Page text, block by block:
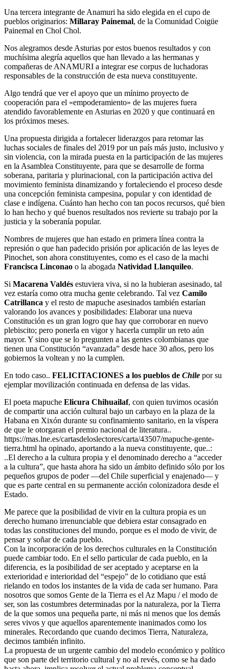
Una tercera integrante de Anamuri ha sido elegida en el cupo de
pueblos originarios: Millaray Painemal, de la Comunidad Coigüe
Painemal en Chol Chol.
Nos alegramos desde Asturias por estos buenos resultados y con
muchísima alegría aquellos que han llevado a las hermanas y
compañeras de ANAMURI a integrar ese corpus de luchadoras
responsables de la construcción de esta nueva constituyente.
Algo tendrá que ver el apoyo que un mínimo proyecto de
cooperación para el «empoderamiento» de las mujeres fuera
atendido favorablemente en Asturias en 2020 y que continuará en
los próximos meses.
Una propuesta dirigida a fortalecer liderazgos para retomar las
luchas sociales de finales del 2019 por un país más justo, inclusivo y
sin violencia, con la mirada puesta en la participación de las mujeres
en la Asamblea Constituyente, para que se desarrolle de forma
soberana, paritaria y plurinacional, con la participación activa del
movimiento feminista dinamizando y fortaleciendo el proceso desde
una concepción feminista campesina, popular y con identidad de
clase e indígena. Cuánto han hecho con tan pocos recursos, qué bien
lo han hecho y qué buenos resultados nos revierte su trabajo por la
justicia y la soberanía popular.
Nombres de mujeres que han estado en primera línea contra la
represión o que han padecido prisión por aplicación de las leyes de
Pinochet, son ahora constituyentes, como es el caso de la machi
Francisca Linconao o la abogada Natividad Llanquileo.
Si Macarena Valdés estuviera viva, si no la hubieran asesinado, tal
vez estaría como otra mucha gente celebrando. Tal vez Camilo
Catrillanca y el resto de mapuche asesinados también estarían
valorando los avances y posibilidades: Elaborar una nueva
Constitución es un gran logro que hay que corroborar en nuevo
plebiscito; pero ponerla en vigor y hacerla cumplir un reto aún
mayor. Y sino que se lo pregunten a las gentes colombianas que
tienen una Constitución “avanzada” desde hace 30 años, pero los
gobiernos la voltean y no la cumplen.
En todo caso.. FELICITACIONES a los pueblos de Chile por su
ejemplar movilización continuada en defensa de las vidas.
El poeta mapuche Elicura Chihuailaf, con quien tuvimos ocasión
de compartir una acción cultural bajo un carbayo en la plaza de la
Habana en Xixón durante su confinamiento sanitario, en la víspera
de que le otorgaran el premio nacional de literatura..
https://mas.lne.es/cartasdeloslectores/carta/43507/mapuche-gente-
tierra.html ha opinado, aportando a la nueva constituyente, que..:
..El derecho a la cultura propia y el denominado derecho a “acceder
a la cultura”, que hasta ahora ha sido un ámbito definido sólo por los
pequeños grupos de poder —del Chile superficial y enajenado— y
que es parte central en su permanente acción colonizadora desde el
Estado.
Me parece que la posibilidad de vivir en la cultura propia es un
derecho humano irrenunciable que debiera estar consagrado en
todas las constituciones del mundo, porque es el modo de vivir, de
pensar y soñar de cada pueblo.
Con la incorporación de los derechos culturales en la Constitución
puede cambiar todo. En el sello particular de cada pueblo, en la
diferencia, es la posibilidad de ser aceptado y aceptarse en la
exterioridad e interioridad del “espejo” de lo cotidiano que está
rielando en todos los instantes de la vida de cada ser humano. Para
nosotros que somos Gente de la Tierra es el Az Mapu / el modo de
ser, son las costumbres determinadas por la naturaleza, por la Tierra
de la que somos una pequeña parte, ni más ni menos que los demás
seres vivos y que aquellos aparentemente inanimados como los
minerales. Recordando que cuando decimos Tierra, Naturaleza,
decimos también infinito.
La propuesta de un urgente cambio del modelo económico y político
que son parte del territorio cultural y no al revés, como se ha dado